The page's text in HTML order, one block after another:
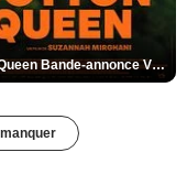
Cotton Queen Bande-annonce VO STFR